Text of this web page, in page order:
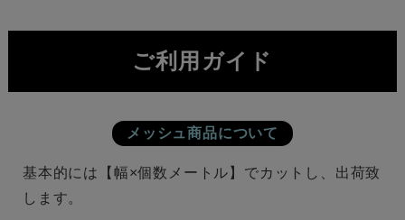
ご利用ガイド
メッシュ商品について
基本的には【幅×個数メートル】でカットし、出荷致
します。